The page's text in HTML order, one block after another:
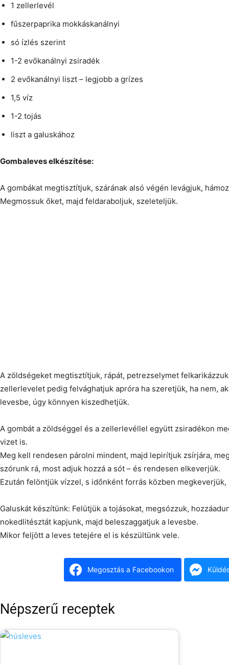
1 zellerlevél
fűszerpaprika mokkáskanálnyi
só ízlés szerint
1-2 evőkanálnyi zsiradék
2 evőkanálnyi liszt – legjobb a grízes
1,5 víz
1-2 tojás
liszt a galuskához
Gombaleves elkészítése:
A gombákat megtisztítjuk, szárának alsó végén levágjuk,
Megmossuk őket, majd feldaraboljuk, szeleteljük.
A zöldségeket megtisztítjuk, rápát, petrezselymet
zellerlevelet pedig felvághatjuk apróra ha szeretjük, ha nem,
levesbe, úgy könnyen kiszedhetjük.
A gombát a zöldséggel és a zellerlevéllel együtt zsiradékon
vizet is.
Meg kell rendesen párolni mindent, majd lepirítjuk zsírjára,
szórunk rá, most adjuk hozzá a sót – és rendesen elkeverjük.
Ezután felöntjük vízzel, s időnként forrás közben
Galuskát készítünk: Felütjük a tojásokat, megsózzuk,
nokedlitésztát kapjunk, majd beleszaggatjuk a levesbe.
Mikor feljött a leves tetejére el is készültünk vele.
Megosztás a Facebookon
Népszerű receptek